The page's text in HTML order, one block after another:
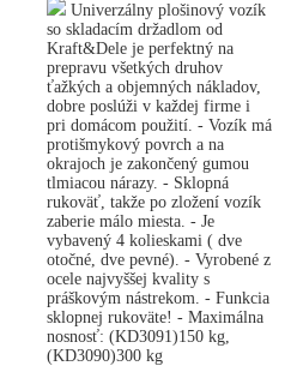
Univerzálny plošinový vozík
so skladacím držadlom od
Kraft&Dele je perfektný na
prepravu všetkých druhov
ťažkých a objemných nákladov,
dobre poslúži v každej firme i
pri domácom použití. - Vozík má
protišmykový povrch a na
okrajoch je zakončený gumou
tlmiacou nárazy. - Sklopná
rukoväť, takže po zložení vozík
zaberie málo miesta. - Je
vybavený 4 kolieskami ( dve
otočné, dve pevné). - Vyrobené z
ocele najvyššej kvality s
práškovým nástrekom. - Funkcia
sklopnej rukoväte! - Maximálna
nosnosť: (KD3091)150 kg,
(KD3090)300 kg